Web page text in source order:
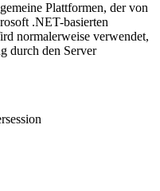
Plattformen, der von
.NET-basierten
normalerweise verwendet,
durch den Server